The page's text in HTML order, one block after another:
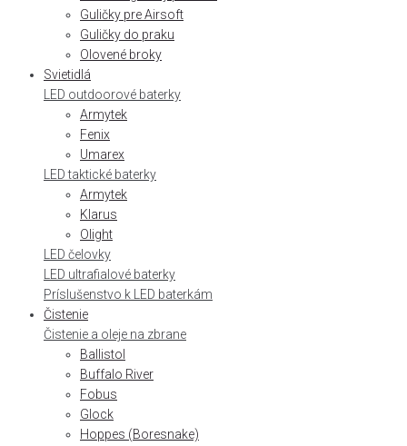
Guličky pre Airsoft
Guličky do praku
Olovené broky
Svietidlá
LED outdoorové baterky
Armytek
Fenix
Umarex
LED taktické baterky
Armytek
Klarus
Olight
LED čelovky
LED ultrafialové baterky
Príslušenstvo k LED baterkám
Čistenie
Čistenie a oleje na zbrane
Ballistol
Buffalo River
Fobus
Glock
Hoppes (Boresnake)